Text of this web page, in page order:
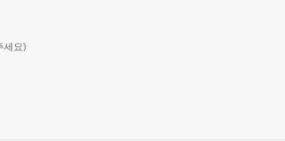
세요)